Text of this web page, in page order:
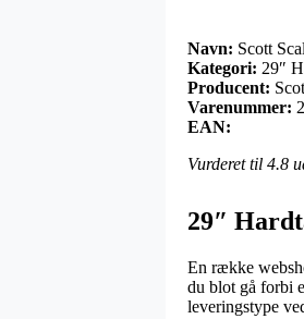
Navn: Scott
Kategori: 29″
Producent:
Varenummer:
EAN:
Vurderet til 4.8
29″
En række
du blot gå forbi
leveringstype